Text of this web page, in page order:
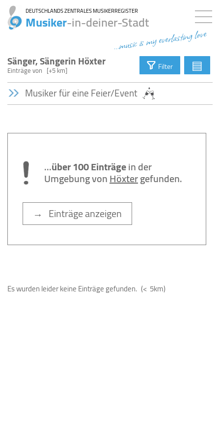
DEUTSCHLANDS ZENTRALES MUSIKERREGISTER
Musiker-in-deiner-Stadt
...music is my everlasting love
Sänger, Sängerin Höxter
Einträgevon [+5 km] Filter ▤
Musiker für eine Feier/Event
...über 100 Einträgein der
Umgebung vonHöxtergefunden.
→ Einträge anzeigen
Es wurden leider keine Einträge gefunden. (< 5km)